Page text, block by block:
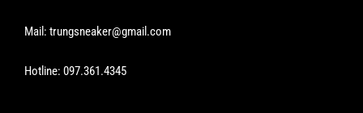
Mail: trungsneaker@gmail.com
Hotline: 097.361.4345